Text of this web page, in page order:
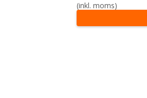
(inkl. moms)